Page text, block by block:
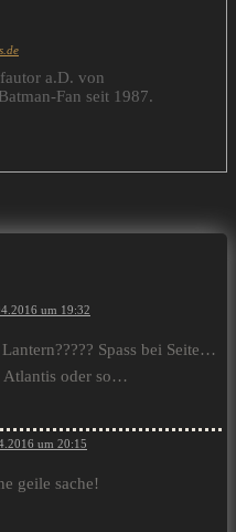
a.D. von
Fan seit 1987.
um 19:32
Spass bei Seite…
Atlantis oder so…
um 20:15
geile sache!